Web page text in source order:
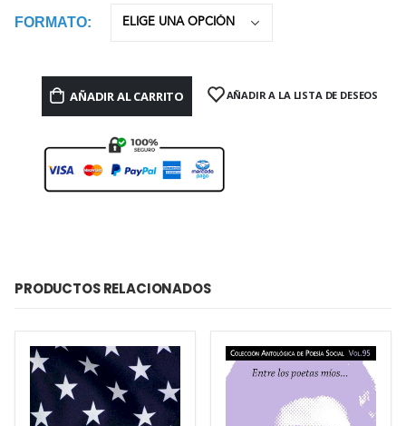
FORMATO
AÑADIR AL CARRITO AÑADIR A LA LISTA DE DESEOS
PRODUCTOS RELACIONADOS